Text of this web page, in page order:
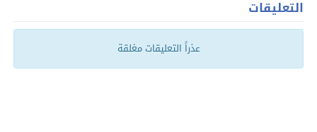
التعليقات
عذراً التعليقات مغلقة